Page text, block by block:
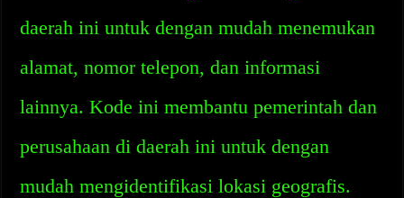
daerah ini untuk dengan mudah menemukan
alamat, nomor telepon, dan informasi
lainnya. Kode ini membantu pemerintah dan
perusahaan di daerah ini untuk dengan
mudah mengidentifikasi lokasi geografis.